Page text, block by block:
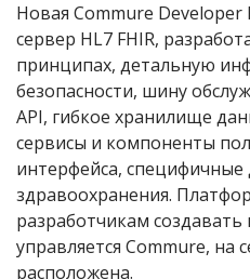
Новая Commure
сервер HL7 FHIR,
принципах, детальную
безопасности, шину
API, гибкое хранилище
сервисы и компоненты
интерфейса, специфичные
здравоохранения.
разработчикам
управляется Commure, на
расположена.